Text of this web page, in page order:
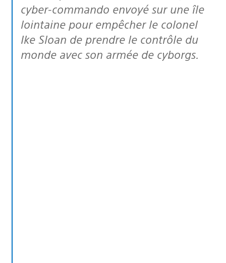
cyber-commando envoyé sur une île
lointaine pour empêcher le colonel
Ike Sloan de prendre le contrôle du
monde avec son armée de cyborgs.